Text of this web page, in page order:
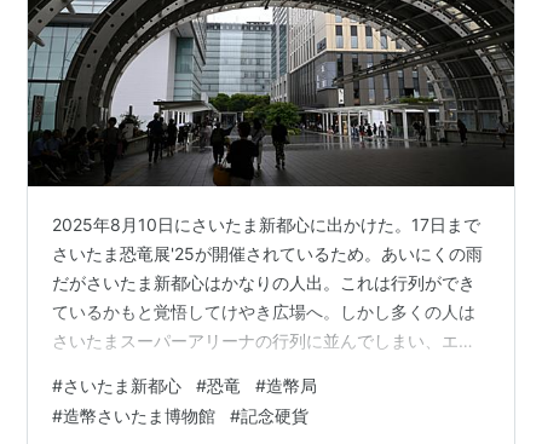
2025年8月10日にさいたま新都心に出かけた。17日まで
さいたま恐竜展'25が開催されているため。あいにくの雨
だがさいたま新都心はかなりの人出。これは行列ができ
ているかもと覚悟してけやき広場へ。しかし多くの人は
さいたまスーパーアリーナの行列に並んでしまい、エス
ンゴサウルスの全身骨格のレプリカ。アンキロサウル
ス。ティラノサウルス。化石のレプリカはこの３体。実
#さいたま新都心 #恐竜 #造幣局
#造幣さいたま博物館 #記念硬貨